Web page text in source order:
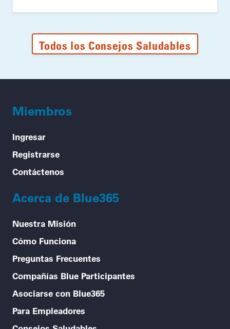
Todos los Consejos Saludables
Miembros
Ingresar
Registrarse
Contáctenos
Acerca de Blue365
Nuestra Misión
Cómo Funciona
Preguntas Frecuentes
Compañías Blue Participantes
Asociarse con Blue365
Para Empleadores